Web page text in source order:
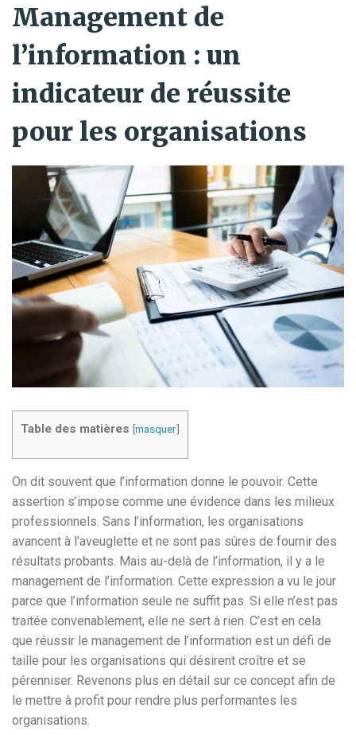
Management de
l’information : un
indicateur de réussite
pour les organisations
Table des matières [masquer]
On dit souvent que l’information donne le pouvoir. Cette
assertion s’impose comme une évidence dans les milieux
professionnels. Sans l’information, les organisations
avancent à l’aveuglette et ne sont pas sûres de fournir des
résultats probants. Mais au-delà de l’information, il y a le
management de l’information. Cette expression a vu le jour
parce que l’information seule ne suffit pas. Si elle n’est pas
traitée convenablement, elle ne sert à rien. C’est en cela
que réussir le management de l’information est un défi de
taille pour les organisations qui désirent croître et se
pérenniser. Revenons plus en détail sur ce concept afin de
le mettre à profit pour rendre plus performantes les
organisations.